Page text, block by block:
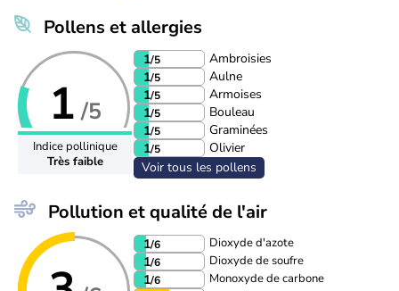
Pollens et allergies
1 /5
Indice pollinique
Très faible
1/5
Ambroisies
1/5
Aulne
1/5
Armoises
1/5
Bouleau
1/5
Graminées
1/5
Olivier
Voir tous les pollens
Pollution et qualité de l'air
1/6 Dioxyde d'azote
1/6 Dioxyde de soufre
1/6 Monoxyde de carbone